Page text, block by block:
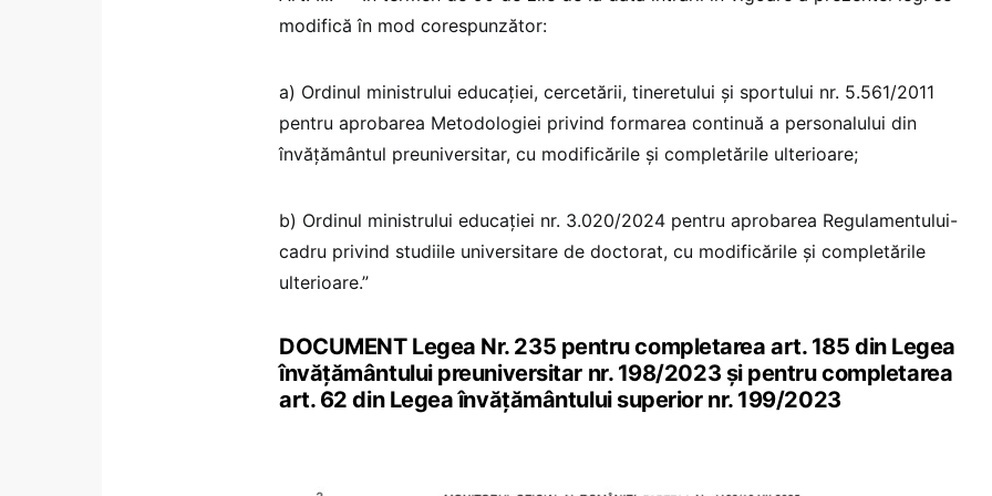
modifică în mod corespunzător:
a) Ordinul ministrului educației, cercetării, tineretului și sportului nr. 5.561/2011
pentru aprobarea Metodologiei privind formarea continuă a personalului din
învățământul preuniversitar, cu modificările și completările ulterioare;
b) Ordinul ministrului educației nr. 3.020/2024 pentru aprobarea Regulamentului-
cadru privind studiile universitare de doctorat, cu modificările și completările
ulterioare.”
DOCUMENT Legea Nr. 235 pentru completarea art. 185 din Legea
învățământului preuniversitar nr. 198/2023 și pentru completarea
art. 62 din Legea învățământului superior nr. 199/2023